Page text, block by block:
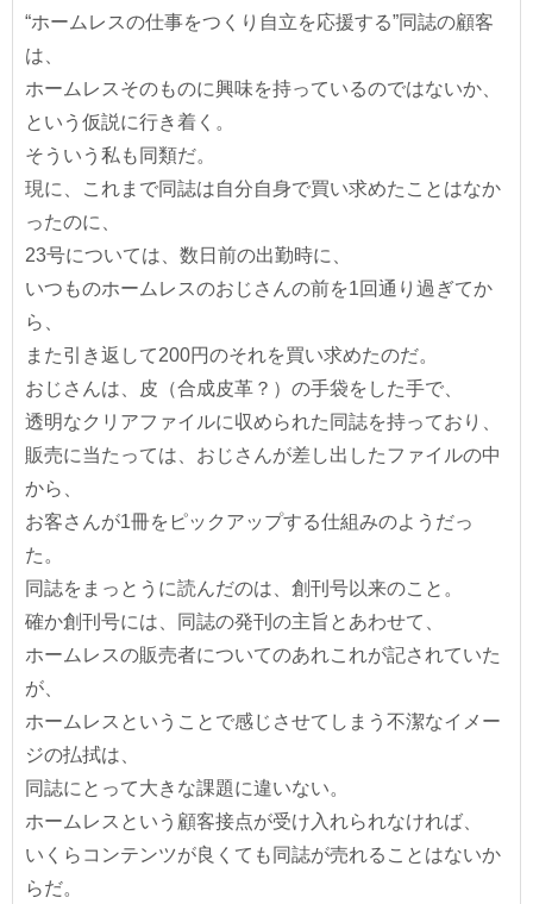
“ホームレスの仕事をつくり自立を応援する”同誌の顧客
は、
ホームレスそのものに興味を持っているのではないか、
という仮説に行き着く。
そういう私も同類だ。
現に、これまで同誌は自分自身で買い求めたことはなか
ったのに、
23号については、数日前の出勤時に、
いつものホームレスのおじさんの前を1回通り過ぎてか
ら、
また引き返して200円のそれを買い求めたのだ。
おじさんは、皮（合成皮革？）の手袋をした手で、
透明なクリアファイルに収められた同誌を持っており、
販売に当たっては、おじさんが差し出したファイルの中
から、
お客さんが1冊をピックアップする仕組みのようだっ
た。
同誌をまっとうに読んだのは、創刊号以来のこと。
確か創刊号には、同誌の発刊の主旨とあわせて、
ホームレスの販売者についてのあれこれが記されていた
が、
ホームレスということで感じさせてしまう不潔なイメー
ジの払拭は、
同誌にとって大きな課題に違いない。
ホームレスという顧客接点が受け入れられなければ、
いくらコンテンツが良くても同誌が売れることはないか
らだ。